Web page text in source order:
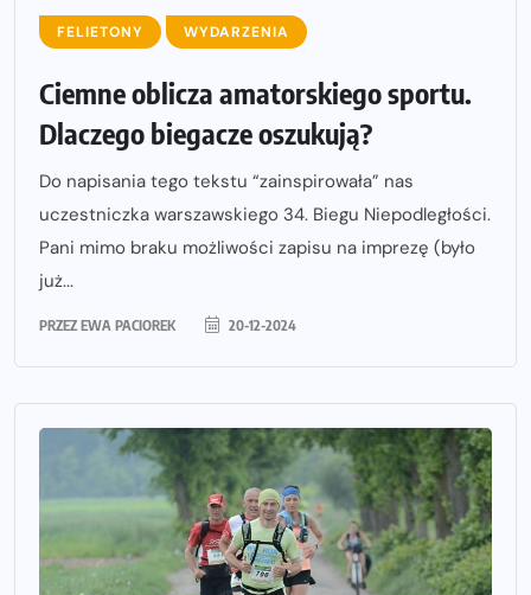
FELIETONY WYDARZENIA
Ciemne oblicza amatorskiego sportu.
Dlaczego biegacze oszukują?
Do napisania tego tekstu “zainspirowała” nas
uczestniczka warszawskiego 34. Biegu Niepodległości.
Pani mimo braku możliwości zapisu na imprezę (było
już...
PRZEZ EWA PACIOREK 20-12-2024